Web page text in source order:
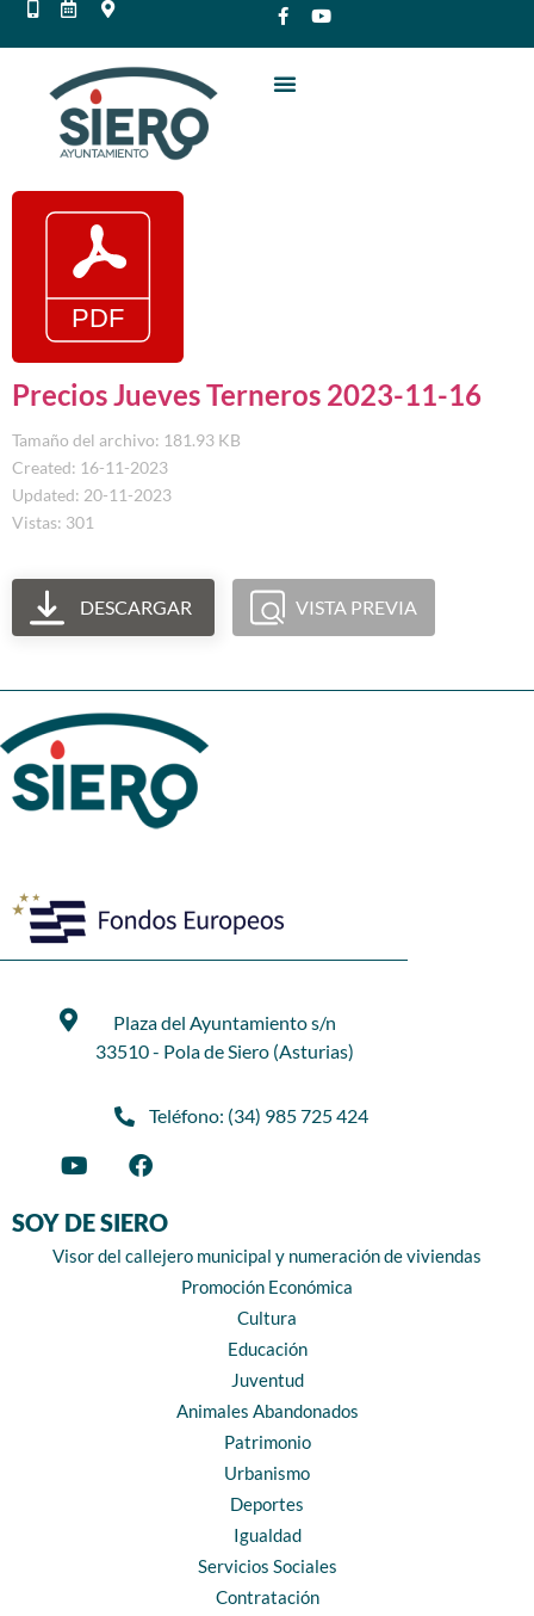
Precios Jueves Terneros 2023-11-16
Tamaño del archivo: 181.93 KB
Created: 16-11-2023
Updated: 20-11-2023
Vistas: 301
DESCARGAR VISTA PREVIA
Plaza del Ayuntamiento s/n
33510 - Pola de Siero (Asturias)
Teléfono: (34) 985 725 424
SOY DE SIERO
Visor del callejero municipal y numeración de viviendas
Promoción Económica
Cultura
Educación
Juventud
Animales Abandonados
Patrimonio
Urbanismo
Deportes
Igualdad
Servicios Sociales
Contratación